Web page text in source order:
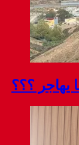
يهاجر ؟؟؟